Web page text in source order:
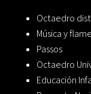
Octaedro
Música y
Passos
Octaedro
Educación